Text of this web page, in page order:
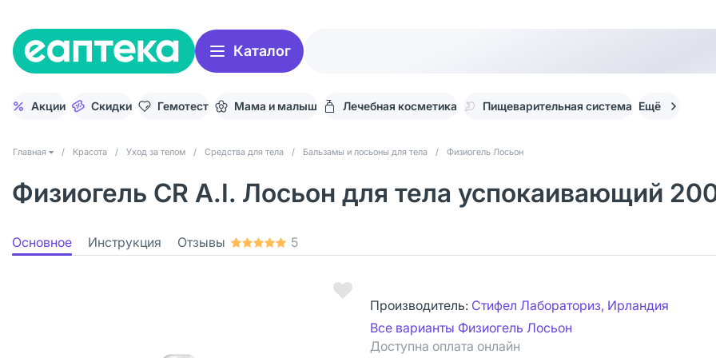
Каталог
Акции Скидки Гемотест Мама и малыш Лечебная косметика Пищеварительная система Ещё
Главная / Красота / Уход за телом / Средства для тела / Бальзамы и лосьоны для тела / Физиогель Лосьон
Физиогель CR A.I. Лосьон для тела успокаивающий
Основное Инструкция Отзывы 5
Производитель: Стифел Лабораториз, Ирландия
Все варианты Физиогель Лосьон
Доступна оплата онлайн